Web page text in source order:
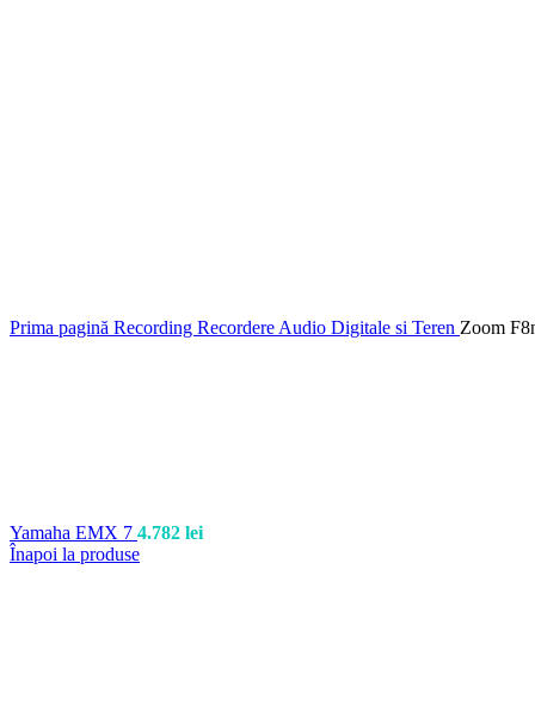
Prima pagină Recording Recordere Audio Digitale si Teren Zoom
Yamaha EMX 7 4.782 lei
Înapoi la produse